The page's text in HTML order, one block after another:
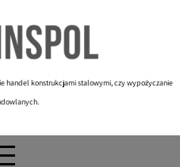
handel konstrukcjami stalowymi, czy wypożyczanie